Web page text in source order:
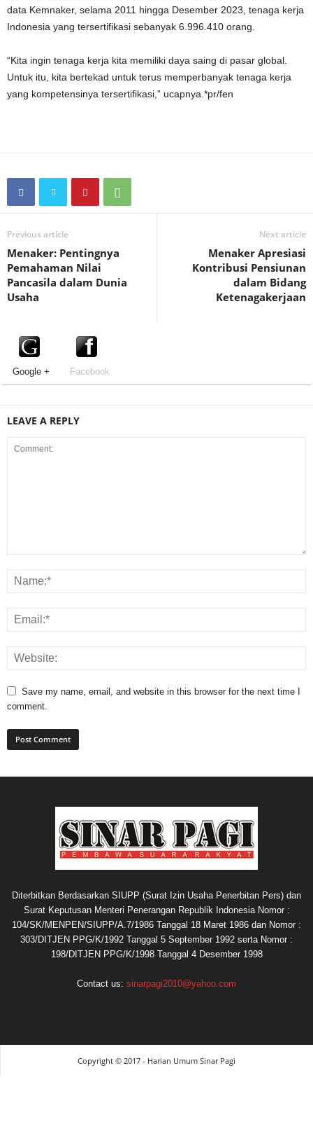
data Kemnaker, selama 2011 hingga Desember 2023, tenaga kerja
Indonesia yang tersertifikasi sebanyak 6.996.410 orang.
“Kita ingin tenaga kerja kita memiliki daya saing di pasar global.
Untuk itu, kita bertekad untuk terus memperbanyak tenaga kerja
yang kompetensinya tersertifikasi,” ucapnya.*pr/fen
Previous article
Menaker: Pentingnya
Pemahaman Nilai
Pancasila dalam Dunia
Usaha
Next article
Menaker Apresiasi
Kontribusi Pensiunan
dalam Bidang
Ketenagakerjaan
Google + Facebook
LEAVE A REPLY
Save my name, email, and website in this browser for the next time I
comment.
Diterbitkan Berdasarkan SIUPP (Surat Izin Usaha Penerbitan Pers) dan
Surat Keputusan Menteri Penerangan Republik Indonesia Nomor :
104/SK/MENPEN/SIUPP/A.7/1986 Tanggal 18 Maret 1986 dan Nomor :
303/DITJEN PPG/K/1992 Tanggal 5 September 1992 serta Nomor :
198/DITJEN PPG/K/1998 Tanggal 4 Desember 1998
Contact us: sinarpagi2010@yahoo.com
Copyright © 2017 - Harian Umum Sinar Pagi